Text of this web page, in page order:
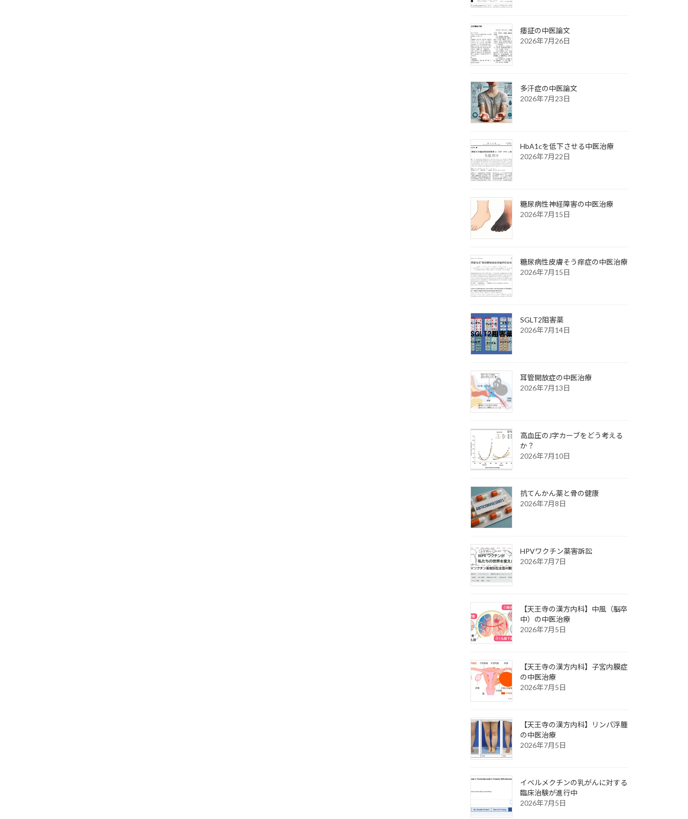
痿証の中医論文
2026年7月26日
多汗症の中医論文
2026年7月23日
HbA1cを低下させる中医治療
2026年7月22日
糖尿病性神経障害の中医治療
2026年7月15日
糖尿病性皮膚そう痒症の中医治療
2026年7月15日
SGLT2阻害薬
2026年7月14日
耳管開放症の中医治療
2026年7月13日
高血圧のJ字カーブをどう考える
か？
2026年7月10日
抗てんかん薬と骨の健康
2026年7月8日
HPVワクチン薬害訴訟
2026年7月7日
【天王寺の漢方内科】中風（脳卒
中）の中医治療
2026年7月5日
【天王寺の漢方内科】子宮内膜症
の中医治療
2026年7月5日
【天王寺の漢方内科】リンパ浮腫
の中医治療
2026年7月5日
イベルメクチンの乳がんに対する
臨床治験が進行中
2026年7月5日